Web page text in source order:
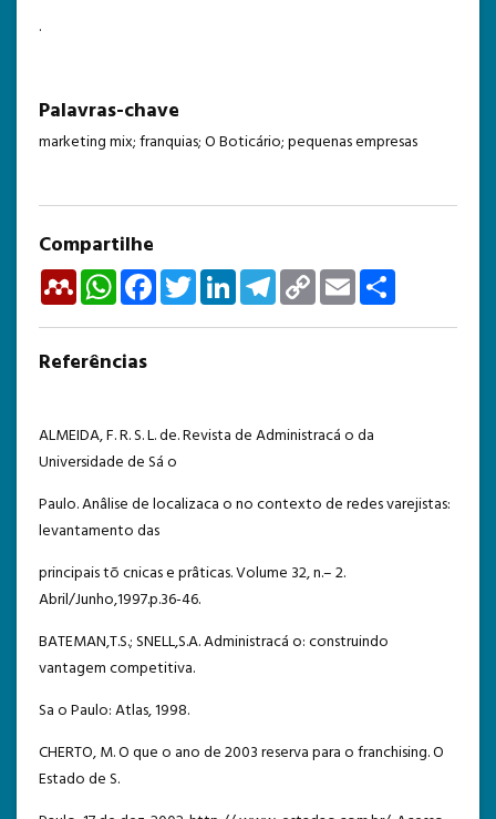
.
Palavras-chave
marketing mix; franquias; O Boticário; pequenas empresas
Compartilhe
MendeleyWhatsAppFacebookTwitterLinkedInTelegramCopy
Link
Email
Referências
ALMEIDA, F. R. S. L. de. Revista de Administracá o da
Universidade de Sá o
Paulo. Anâlise de localizaca o no contexto de redes varejistas:
levantamento das
principais tõ cnicas e prâticas. Volume 32, n.– 2.
Abril/Junho,1997.p.36-46.
BATEMAN,T.S.; SNELL,S.A. Administracá o: construindo
vantagem competitiva.
Sa o Paulo: Atlas, 1998.
CHERTO, M. O que o ano de 2003 reserva para o franchising. O
Estado de S.